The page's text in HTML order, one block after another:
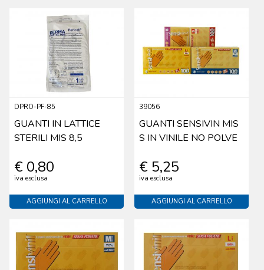
DPRO-PF-85
GUANTI IN LATTICE
STERILI MIS 8,5
€ 0,80
iva esclusa
AGGIUNGI AL CARRELLO
39056
GUANTI SENSIVIN MIS
S IN VINILE NO POLVE
€ 5,25
iva esclusa
AGGIUNGI AL CARRELLO